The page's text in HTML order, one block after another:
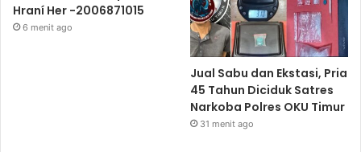
Hraní Her -2006871015
6 menit ago
Jual Sabu dan Ekstasi, Pria
45 Tahun Diciduk Satres
Narkoba Polres OKU Timur
31 menit ago